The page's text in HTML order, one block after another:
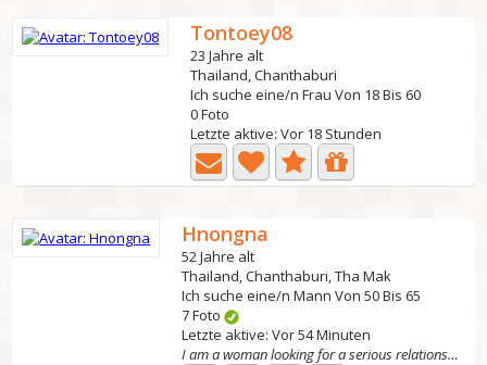
Tontoey08
23 Jahre alt
Thailand, Chanthaburi
Ich suche eine/n Frau Von 18 Bis 60
0 Foto
Letzte aktive: Vor 18 Stunden
Hnongna
52 Jahre alt
Thailand, Chanthaburi, Tha Mak
Ich suche eine/n Mann Von 50 Bis 65
7 Foto
Letzte aktive: Vor 54 Minuten
I am a woman looking for a serious relationship, valuing...